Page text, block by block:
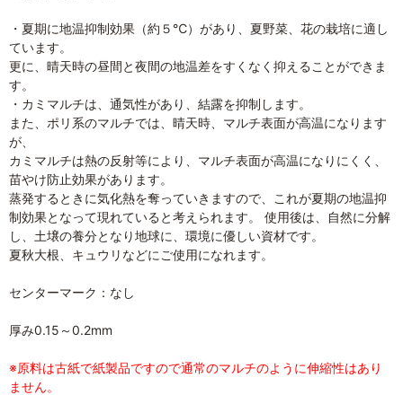
・夏期に地温抑制効果（約５℃）があり、夏野菜、花の栽培に適し
ています。
更に、晴天時の昼間と夜間の地温差をすくなく抑えることができま
す。
・カミマルチは、通気性があり、結露を抑制します。
また、ポリ系のマルチでは、晴天時、マルチ表面が高温になります
が、
カミマルチは熱の反射等により、マルチ表面が高温になりにくく、
苗やけ防止効果があります。
蒸発するときに気化熱を奪っていきますので、これが夏期の地温抑
制効果となって現れていると考えられます。 使用後は、自然に分解
し、土壌の養分となり地球に、環境に優しい資材です。
夏秋大根、キュウリなどにご使用になれます。
センターマーク：なし
厚み0.15～0.2mm
※原料は古紙で紙製品ですので通常のマルチのように伸縮性はあり
ません。